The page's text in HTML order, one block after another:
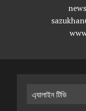
এ্যালাইন টিভি